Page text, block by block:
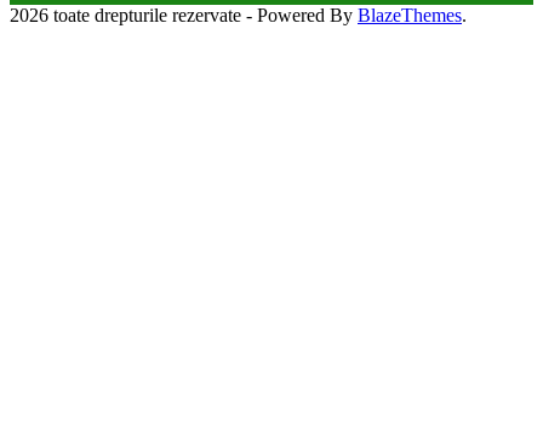
2026 toate drepturile rezervate - Powered By BlazeThemes.